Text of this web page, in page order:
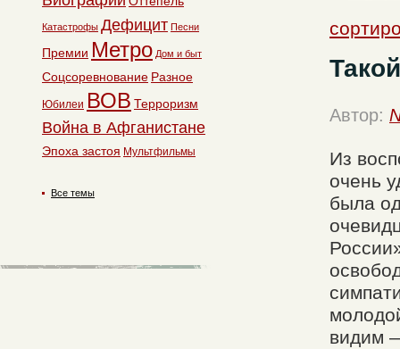
Автор:
Из
очень
была
видим
Катастрофы Дефицит Песни
Премии Метро Дом и быт
Соцсоревнование Разное
Юбилеи ВОВ Терроризм
Война в Афганистане
Эпоха застоя Мультфильмы
Все темы